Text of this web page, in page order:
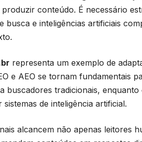
produzir conteúdo. É necessário
e inteligências artificiais
representa um exemplo de
e AEO se tornam fundamentais
buscadores tradicionais, enquanto
de inteligência artificial.
alcancem não apenas leitores